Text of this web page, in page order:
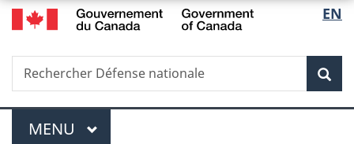
de
la
EN
Recherche
Rechercher
Défense
Menu
MENU PRINCIPAL